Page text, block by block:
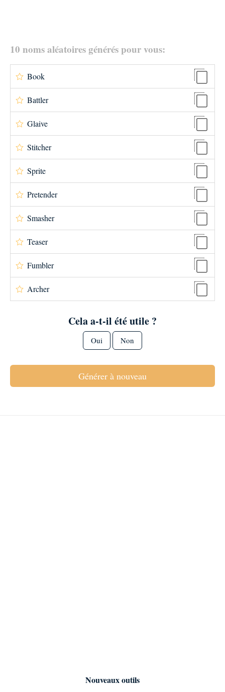
10 noms aléatoires générés pour vous:
Book
Battler
Glaive
Stitcher
Sprite
Pretender
Smasher
Teaser
Fumbler
Archer
Cela a-t-il été utile ?
Oui Non
Générer à nouveau
Nouveaux outils